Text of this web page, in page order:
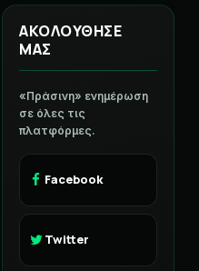
ΑΚΟΛΟΥΘΗΣΕ
ΜΑΣ
«Πράσινη» ενημέρωση
σε όλες τις
πλατφόρμες.
Facebook
Twitter